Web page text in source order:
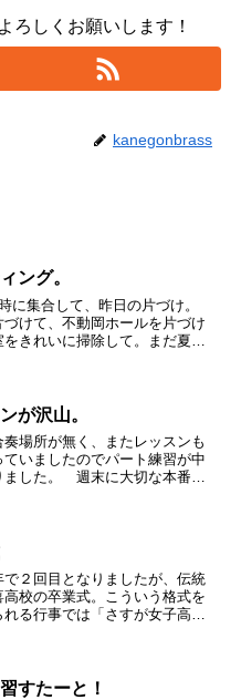
ろしくお願いします！
kanegonbrass
ング。
に集合して、昨日の片づけ。
づけて、不動岡ホールを片づけ
きれいに掃除して。まだ夏休
んな真剣に書...
が沢山。
奏場所が無く、またレッスンも
ていましたのでパート練習が中
ました。 週末に大切な本番を
どこまで皆さん...
で２回目となりましたが、伝統
高校の卒業式。こういう格式を
れる行事では「さすが女子高」
した「Fant...
すたーと！